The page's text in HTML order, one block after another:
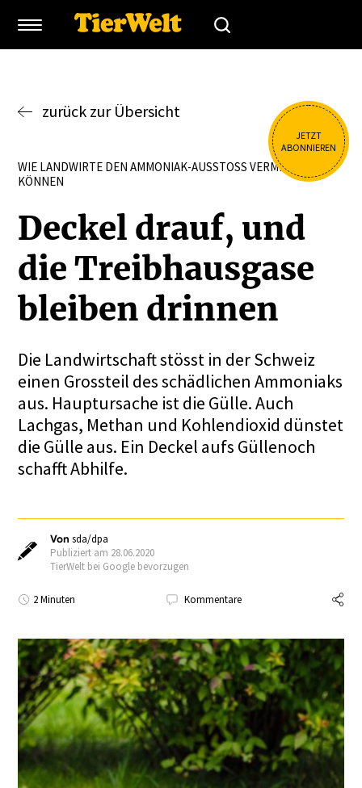
JETZT
ABONNIEREN
zurück zur Übersicht
WIE LANDWIRTE DEN AMMONIAK-AUSSTOSS VERMINDERN
KÖNNEN
Deckel drauf, und
die Treib­hausgase
bleiben drinnen
Die Landwirtschaft stösst in der Schweiz
einen Grossteil des schädlichen Ammoniaks
aus. Hauptursache ist die Gülle. Auch
Lachgas, Methan und Kohlendioxid dünstet
die Gülle aus. Ein Deckel aufs Güllenoch
schafft Abhilfe.
Vonsda/dpa
Publiziert am 28.06.2020
TierWelt bei Google bevorzugen
2 Minuten Kommentare